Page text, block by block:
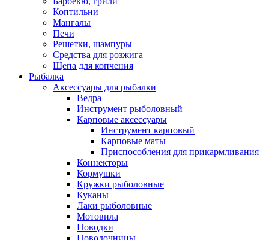
Коптильни
Мангалы
Печи
Решетки, шампуры
Средства для розжига
Щепа для копчения
Рыбалка
Аксессуары для рыбалки
Ведра
Инструмент рыболовный
Карповые аксессуары
Инструмент карповый
Карповые маты
Приспособления для прикармливания
Коннекторы
Кормушки
Кружки рыболовные
Куканы
Лаки рыболовные
Мотовила
Поводки
Поводочницы